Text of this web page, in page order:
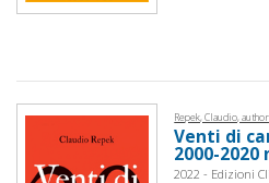
Repek, Claudio, author
Venti di
2000-
2022 - Edizioni